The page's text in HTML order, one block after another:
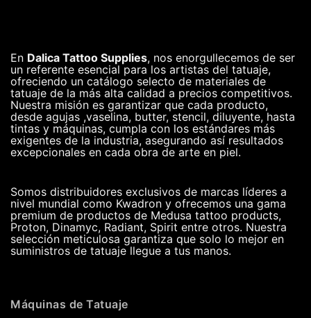
En Dalica Tattoo Supplies, nos enorgullecemos de ser
un referente esencial para los artistas del tatuaje,
ofreciendo un catálogo selecto de materiales de
tatuaje de la más alta calidad a precios competitivos.
Nuestra misión es garantizar que cada producto,
desde agujas ,vaselina, butter, stencil, diluyente, hasta
tintas y máquinas, cumpla con los estándares más
exigentes de la industria, asegurando así resultados
excepcionales en cada obra de arte en piel.
Somos distribuidores exclusivos de marcas líderes a
nivel mundial como Kwadron y ofrecemos una gama
premium de productos de Medusa tattoo products,
Proton, Dinamyc, Radiant, Spirit entre otros. Nuestra
selección meticulosa garantiza que solo lo mejor en
suministros de tatuaje llegue a tus manos.
Máquinas de Tatuaje